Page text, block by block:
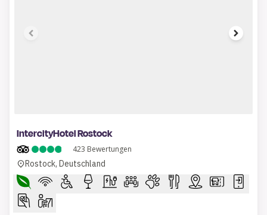
IntercityHotel Rostock
423 Bewertungen
Rostock, Deutschland